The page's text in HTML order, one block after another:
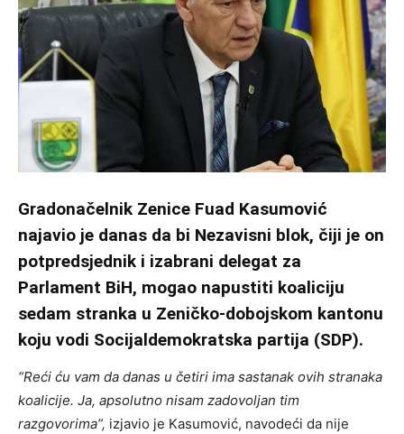
Gradonačelnik Zenice Fuad Kasumović
najavio je danas da bi Nezavisni blok, čiji je on
potpredsjednik i izabrani delegat za
Parlament BiH, mogao napustiti koaliciju
sedam stranka u Zeničko-dobojskom kantonu
koju vodi Socijaldemokratska partija (SDP).
“Reći ću vam da danas u četiri ima sastanak ovih stranaka
koalicije. Ja, apsolutno nisam zadovoljan tim
razgovorima”, izjavio je Kasumović, navodeći da nije